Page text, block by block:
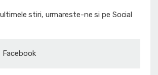
stiri, urmareste-ne si pe Social
Facebook